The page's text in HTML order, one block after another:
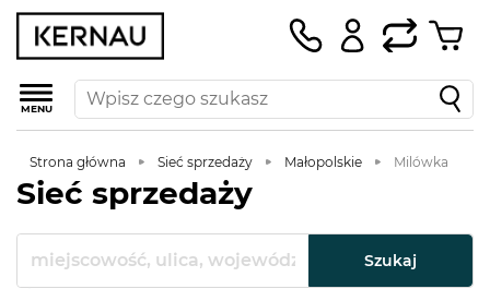
MENU
Strona główna Sieć sprzedaży Małopolskie Milówka
Sieć sprzedaży
Szukaj